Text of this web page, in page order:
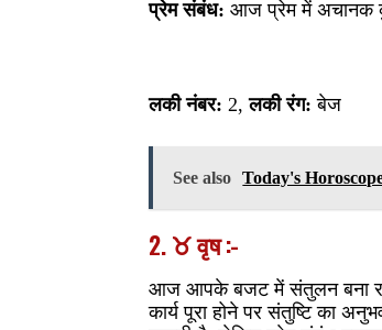
प्रेम संबंध: आज प्रेम में अचानक
लकी नंबर: 2,लकी रंग: बेज
See also Today's Horoscope
2. ♉ वृष :-
आज आपके बजट में संतुलन बना
कार्य पूरा होने पर संतुष्टि का